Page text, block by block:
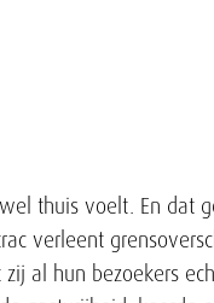
thuis voelt. En dat
verleent
al hun bezoekers